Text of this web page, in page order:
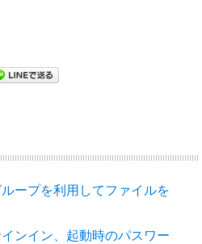
ープを利用してファイルを
ンイン、起動時のパスワー